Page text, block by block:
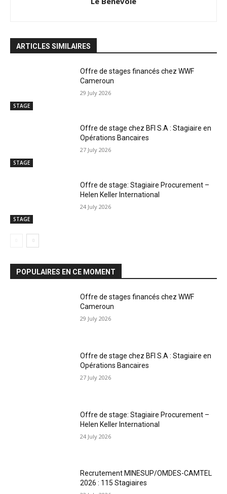
ARTICLES SIMILAIRES
STAGE
Offre de stages financés chez WWF
Cameroun
29 July 2026
STAGE
Offre de stage chez BFI S.A : Stagiaire en
Opérations Bancaires
27 July 2026
STAGE
Offre de stage: Stagiaire Procurement –
Helen Keller International
24 July 2026
POPULAIRES EN CE MOMENT
Offre de stages financés chez WWF
Cameroun
29 July 2026
Offre de stage chez BFI S.A : Stagiaire en
Opérations Bancaires
27 July 2026
Offre de stage: Stagiaire Procurement –
Helen Keller International
24 July 2026
Recrutement MINESUP/OMDES-CAMTEL
2026 : 115 Stagiaires